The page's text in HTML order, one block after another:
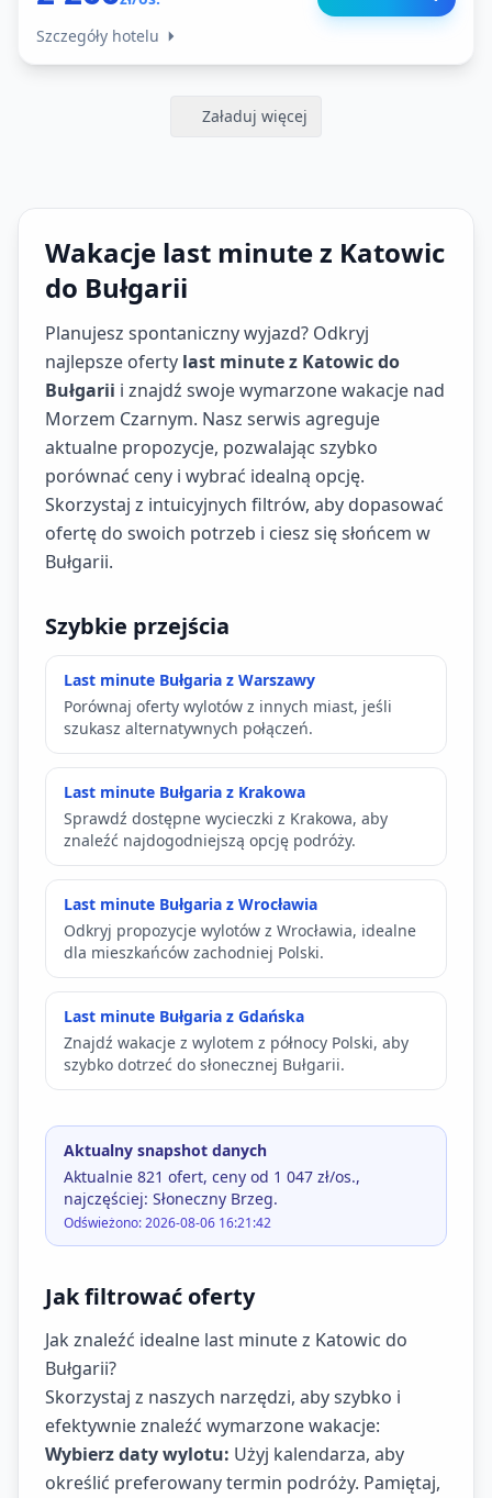
Szczegóły hotelu
Załaduj więcej
Wakacje last minute z Katowic
do Bułgarii
Planujesz spontaniczny wyjazd? Odkryj
najlepsze oferty last minute z Katowic do
Bułgarii i znajdź swoje wymarzone wakacje nad
Morzem Czarnym. Nasz serwis agreguje
aktualne propozycje, pozwalając szybko
porównać ceny i wybrać idealną opcję.
Skorzystaj z intuicyjnych filtrów, aby dopasować
ofertę do swoich potrzeb i ciesz się słońcem w
Bułgarii.
Szybkie przejścia
Last minute Bułgaria z Warszawy
Porównaj oferty wylotów z innych miast, jeśli
szukasz alternatywnych połączeń.
Last minute Bułgaria z Krakowa
Sprawdź dostępne wycieczki z Krakowa, aby
znaleźć najdogodniejszą opcję podróży.
Last minute Bułgaria z Wrocławia
Odkryj propozycje wylotów z Wrocławia, idealne
dla mieszkańców zachodniej Polski.
Last minute Bułgaria z Gdańska
Znajdź wakacje z wylotem z północy Polski, aby
szybko dotrzeć do słonecznej Bułgarii.
Aktualny snapshot danych
Aktualnie 821 ofert, ceny od 1 047 zł/os.,
najczęściej: Słoneczny Brzeg.
Odświeżono: 2026-08-06 16:21:42
Jak filtrować oferty
Jak znaleźć idealne last minute z Katowic do
Bułgarii?
Skorzystaj z naszych narzędzi, aby szybko i
efektywnie znaleźć wymarzone wakacje:
Wybierz daty wylotu: Użyj kalendarza, aby
określić preferowany termin podróży. Pamiętaj,